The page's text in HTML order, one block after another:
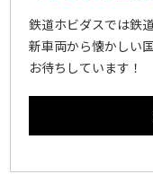
鉄道ホビダスでは鉄
新車両から懐かしい
お待ちしています！